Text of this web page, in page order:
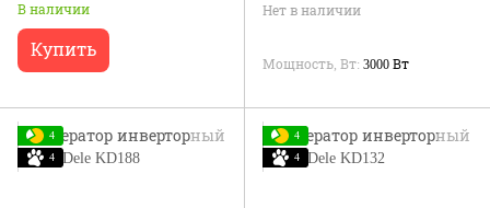
В наличии
Купить
Нет в наличии
Мощность, Вт 3000 Вт
4
4
4
4